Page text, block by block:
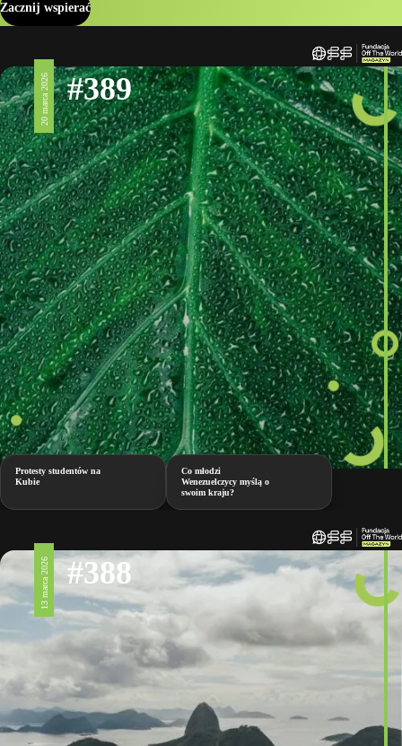
Zacznij wspierać
20 marca 2026 #389
Protesty studentów na
Kubie
Co młodzi
Wenezuelczycy myślą o
swoim kraju?
13 marca 2026 #388